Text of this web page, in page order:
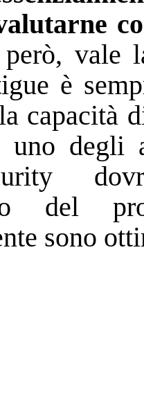
vale
è
capacità
uno
del
sono